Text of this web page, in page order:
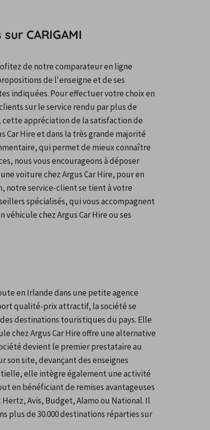
CARIGAMI
de notre comparateur en ligne
de l'enseigne et de ses
indiquées. Pour effectuer votre choix en
sur le service rendu par plus de
cette appréciation de la satisfaction de
Car Hire et dans la très grande majorité
qui permet de mieux connaître
nous vous encourageons à déposer
voiture chez Argus Car Hire, pour en
notre service-client se tient à votre
spécialisés, qui vous accompagnent
chez Argus Car Hire ou ses
en Irlande dans une petite agence
qualité-prix attractif, la société se
destinations touristiques du pays. Elle
chez Argus Car Hire offre une alternative
devient le premier prestataire au
son site, devançant des enseignes
elle intègre également une activité
en bénéficiant de remises avantageuses
Avis, Budget, Alamo ou National. Il
plus de 30.000 destinations réparties sur